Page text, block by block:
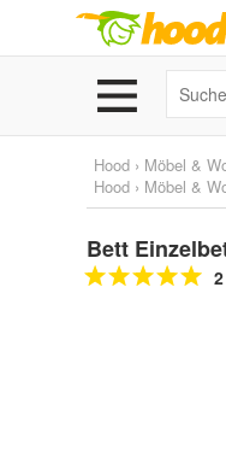
Hood › Möbel &
Hood › Möbel &
Bett
2